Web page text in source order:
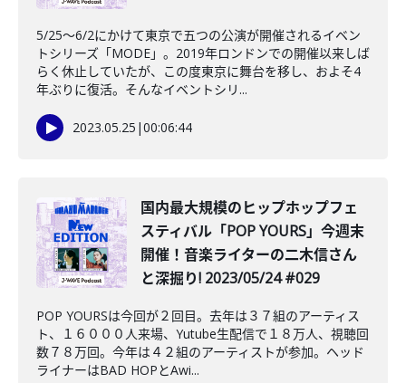
5/25〜6/2にかけて東京で五つの公演が開催されるイベン
トシリーズ「MODE」。2019年ロンドンでの開催以来しば
らく休止していたが、この度東京に舞台を移し、およそ4
年ぶりに復活。そんなイベントシリ...
2023.05.25 |00:06:44
国内最大規模のヒップホップフェ
スティバル「POP YOURS」今週末
開催！音楽ライターの二木信さん
と深掘り! 2023/05/24 #029
POP YOURSは今回が２回目。去年は３７組のアーティス
ト、１６０００人来場、Yutube生配信で１８万人、視聴回
数７８万回。今年は４２組のアーティストが参加。ヘッド
ライナーはBAD HOPとAwi...